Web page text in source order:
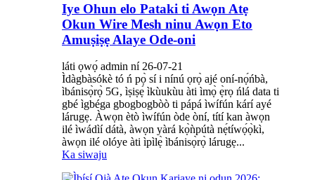
Iye Ohun elo Pataki ti Awọn Atẹ
Okun Wire Mesh ninu Awọn Eto
Amuṣiṣẹ Alaye Ode-oni
láti ọwọ́ admin ní 26-07-21
Ìdàgbàsókè tó ń pọ̀ sí i nínú ọrọ̀ ajé oní-nọ́ńbà,
ìbánisọ̀rọ̀ 5G, ìṣiṣẹ́ ìkùukùu àti ìmọ̀ ẹ̀rọ ńlá data ti
gbé ìgbéga gbogbogbòò ti pápá ìwífún kárí ayé
lárugẹ. Àwọn ètò ìwífún òde òní, títí kan àwọn
ilé ìwádìí dátà, àwọn yàrá kọ̀ǹpútà nẹ́tíwọ́ọ̀kì,
àwọn ilé olóye àti ìpìlẹ̀ ìbánisọ̀rọ̀ lárugẹ...
Ka siwaju